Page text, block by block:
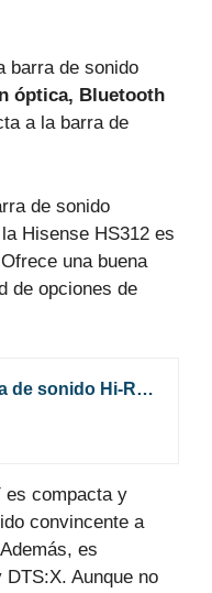
barra de sonido
óptica, Bluetooth
a la barra de
de sonido
Hisense HS312 es
una buena
de opciones de
LG SN7CY - Barra de sonido Hi-Res con Dolby Atmos (24 bits/192 kHz, 160 W de potencia, sistema 3.0.2, subwoofer integrado, 4 KPass Through y Bluetooth con tecnología Meridian)*
es compacta y
convincente a
es
Aunque no